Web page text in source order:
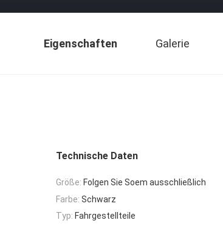
Eigenschaften Galerie
Technische Daten
Größe: Folgen Sie Soem ausschließlich
Farbe: Schwarz
Typ: Fahrgestellteile